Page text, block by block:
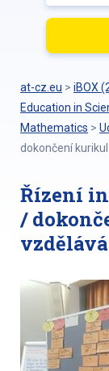
at-cz.eu > iBOX
Education in
Mathematics >
dokončení
Řízení
/